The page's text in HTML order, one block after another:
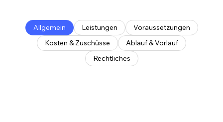
Allgemein Leistungen
Voraussetzungen
Kosten & Zuschüsse
Ablauf & Vorlauf
Rechtliches